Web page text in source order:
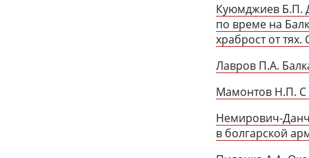
Куюмджиев Б.П.
по време на
храброст от
Лавров П.А.
Мамонтов Н.П. С
Немирович-
в болгарской